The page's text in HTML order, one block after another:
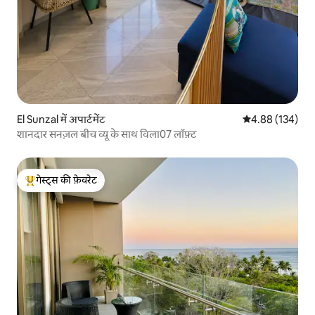
El Sunzal में अपार्टमेंट औसत रेटिंग 5 में से
4.88 (134)
शानदार सनज़ल बीच व्यू के साथ विला07 लॉफ़्ट
गेस्ट्स का टॉप फ़ेवरेट
गेस्ट्स की फ़ेवरेट